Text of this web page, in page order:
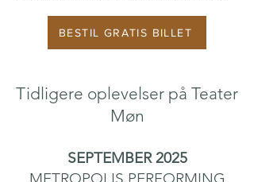
BESTIL GRATIS BILLET
Tidligere oplevelser på Teater
Møn
SEPTEMBER 2025
METROPOLIS PERFORMING